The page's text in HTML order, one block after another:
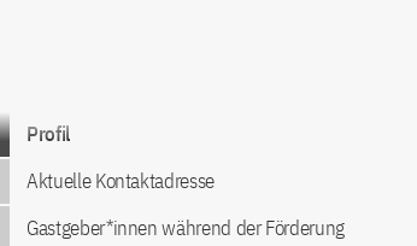
Zum Inhalt springen
Profil
Aktuelle Kontaktadresse
Gastgeber*innen während der Förderung